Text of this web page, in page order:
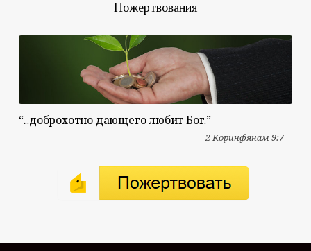
Пожертвования
“...доброхотно дающего любит Бог.”
2 Коринфянам 9:7